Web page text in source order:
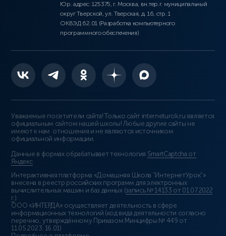
Юр. адрес: 125375, г. Москва, вн.тер.г. муниципальный
округ Тверской, ул. Тверская, д. 16, стр. 1
ОКВЭД 62.01 (Разработка компьютерного
программного обеспечения)
Уважаемые посетители сайта! Только сайт interneturok.ru является
официальным сайтом нашей школы! Любые другие сайты не
имеют к нам отношения и не являются источником
официальной информации.
Данные в формах обрабатывает технология SmartCaptcha от
Яндекс
Интерактивная платформа «Домашняя Школа “ИнтернетУрок”»
внесена в реестр российских программ для электронных
вычислительных машин и баз данных (запись № 14133 от 01.07.2022
г.).
ООО «ИНТЕРДА» осуществляет деятельность в сфере
информационных технологий (код вида деятельности согласно
перечню, утверждённому Приказом Минцифры № 449 от
11.05.2023: 16.01)